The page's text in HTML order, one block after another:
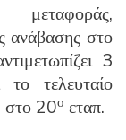
ανάβασης στο
3
τελευταίο
στο 20ο εταπ.